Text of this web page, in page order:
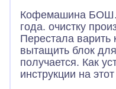
Кофемашина БОШ.
года. очистку
Перестала
вытащить блок
получается. Как
инструкции на